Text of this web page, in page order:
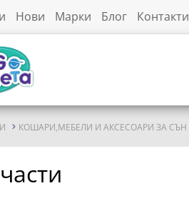
Нови Марки Блог Контакти
КОШАРИ,МЕБЕЛИ И АКСЕСОАРИ ЗА СЪН